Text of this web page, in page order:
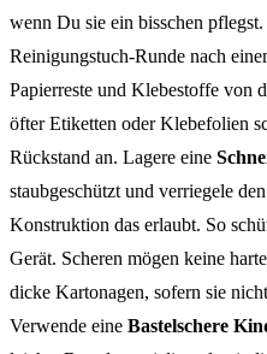
wenn Du sie ein bisschen
Reinigungstuch-Runde nach
Papierreste und Klebestoffe von
öfter Etiketten oder Klebefolien
Rückstand an. Lagere eine
staubgeschützt und verriegele
Konstruktion das erlaubt. So
Gerät. Scheren mögen keine
dicke Kartonagen, sofern sie
Verwende eine Bastelschere